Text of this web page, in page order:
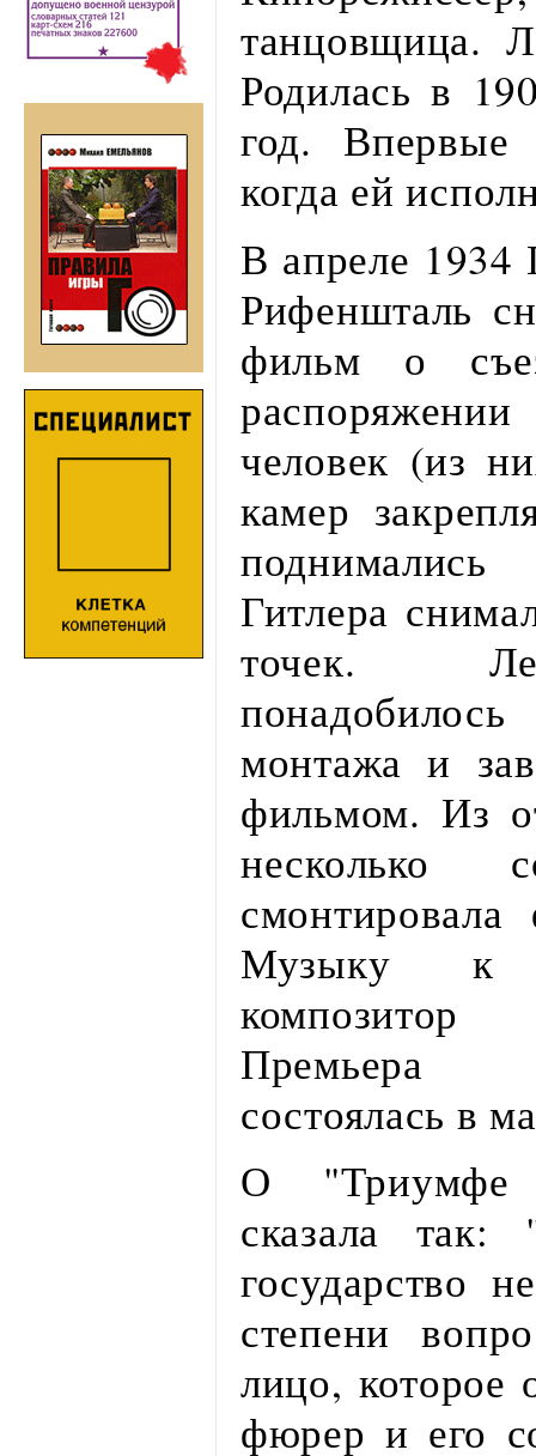
танцовщица.
Родилась в
год.
когда ей
В апреле 1934
Рифеншталь
фильм о
человек (из
камер
Гитлера
точек.
монтажа и
фильмом. Из
несколько
Музыку к
Премьера
состоялась в
О "Триумфе
сказала
государство
степени
лицо, которое
фюрер и его